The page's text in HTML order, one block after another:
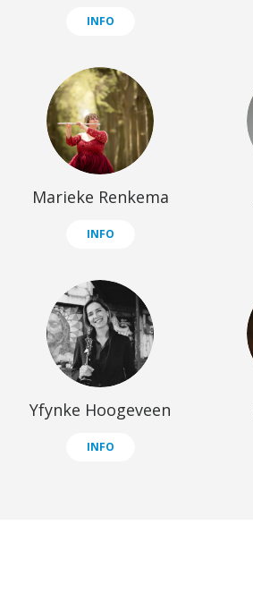
INFO
Marieke Renkema
INFO
Yfynke Hoogeveen
INFO